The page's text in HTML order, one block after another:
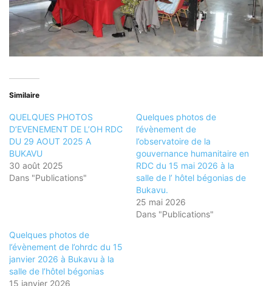
Similaire
QUELQUES PHOTOS
D’EVENEMENT DE L’OH RDC
DU 29 AOUT 2025 A
BUKAVU
30 août 2025
Dans "Publications"
Quelques photos de
l’évènement de
l’observatoire de la
gouvernance humanitaire en
RDC du 15 mai 2026 à la
salle de l’ hôtel bégonias de
Bukavu.
25 mai 2026
Dans "Publications"
Quelques photos de
l’évènement de l’ohrdc du 15
janvier 2026 à Bukavu à la
salle de l’hôtel bégonias
15 janvier 2026